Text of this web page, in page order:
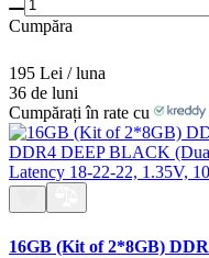
Cumpăra
195 Lei / luna
36 de luni
Cumpărați în rate cu
16GB (Kit of 2*8GB)